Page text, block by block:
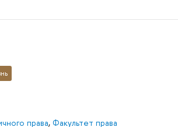
права,Факультет права